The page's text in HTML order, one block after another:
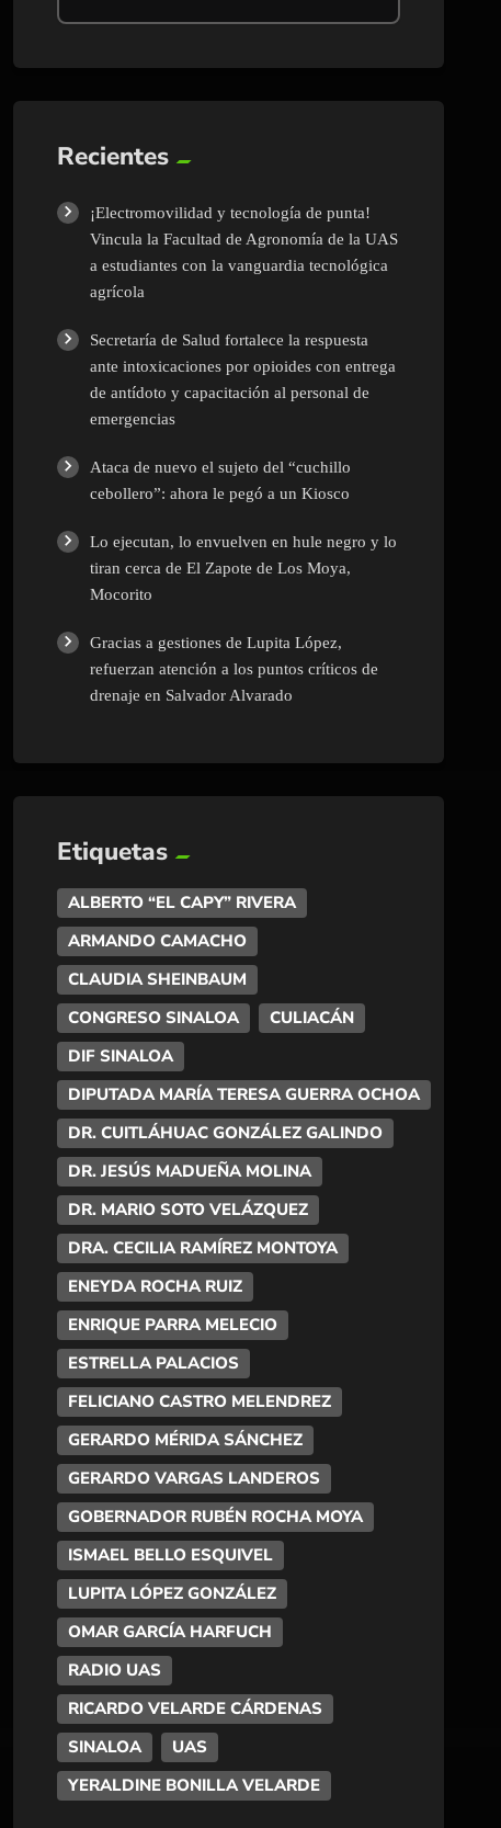
Recientes
¡Electromovilidad y tecnología de punta!
Vincula la Facultad de Agronomía de la UAS
a estudiantes con la vanguardia tecnológica
agrícola
Secretaría de Salud fortalece la respuesta
ante intoxicaciones por opioides con entrega
de antídoto y capacitación al personal de
emergencias
Ataca de nuevo el sujeto del “cuchillo
cebollero”: ahora le pegó a un Kiosco
Lo ejecutan, lo envuelven en hule negro y lo
tiran cerca de El Zapote de Los Moya,
Mocorito
Gracias a gestiones de Lupita López,
refuerzan atención a los puntos críticos de
drenaje en Salvador Alvarado
Etiquetas
ALBERTO “EL CAPY” RIVERA
ARMANDO CAMACHO
CLAUDIA SHEINBAUM
CONGRESO SINALOA
CULIACÁN
DIF SINALOA
DIPUTADA MARÍA TERESA GUERRA OCHOA
DR. CUITLÁHUAC GONZÁLEZ GALINDO
DR. JESÚS MADUEÑA MOLINA
DR. MARIO SOTO VELÁZQUEZ
DRA. CECILIA RAMÍREZ MONTOYA
ENEYDA ROCHA RUIZ
ENRIQUE PARRA MELECIO
ESTRELLA PALACIOS
FELICIANO CASTRO MELENDREZ
GERARDO MÉRIDA SÁNCHEZ
GERARDO VARGAS LANDEROS
GOBERNADOR RUBÉN ROCHA MOYA
ISMAEL BELLO ESQUIVEL
LUPITA LÓPEZ GONZÁLEZ
OMAR GARCÍA HARFUCH
RADIO UAS
RICARDO VELARDE CÁRDENAS
SINALOA
UAS
YERALDINE BONILLA VELARDE